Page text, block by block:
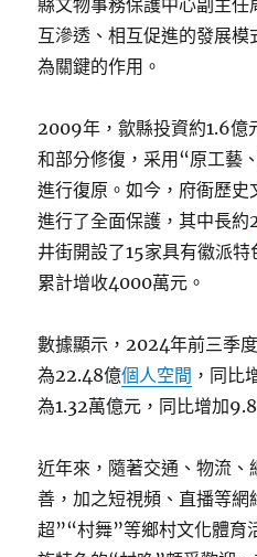
互滲透、相互促進的發展
為關鍵的作用。
2009年，歙縣投資約1.6億
和部分修復，采用“原工藝
進行復原。如今，府衙歷
進行了全面保護，其中長約
井街開設了15家具有徽派
累計增收4000萬元。
數據顯示，2024年前三季
為22.48億個人空間 ，同比
為1.32萬億元，同比增加
近年來，隨著交通、物流
善，加之短視頻、直播等
超”“村舞”等鄉村文化體育